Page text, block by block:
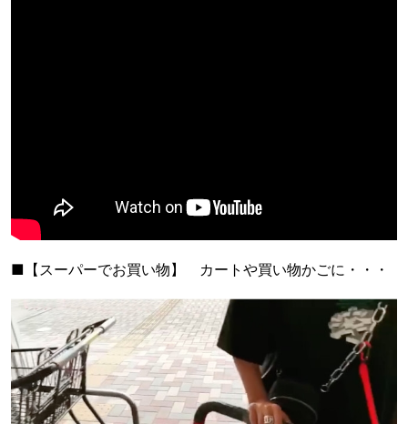
■【スーパーでお買い物】 カートや買い物かごに・・・